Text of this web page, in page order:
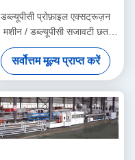
डब्ल्यूपीसी प्रोफ़ाइल एक्सट्रूज़न
मशीन / डब्ल्यूपीसी सजावटी छत
उत्पादन लाइन
सर्वोत्तम मूल्य प्राप्त करें